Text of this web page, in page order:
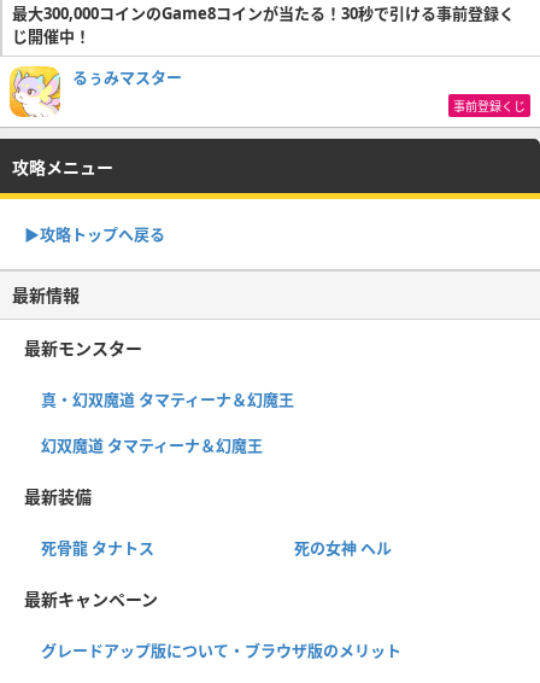
最大300,000コインのGame8コインが当たる！30秒で引ける事前登録く
じ開催中！
るぅみマスター
事前登録くじ
攻略メニュー
▶︎攻略トップへ戻る
最新情報
最新モンスター
真・幻双魔道 タマティーナ＆幻魔王
幻双魔道 タマティーナ＆幻魔王
最新装備
死骨龍 タナトス 死の女神 ヘル
最新キャンペーン
グレードアップ版について・ブラウザ版のメリット